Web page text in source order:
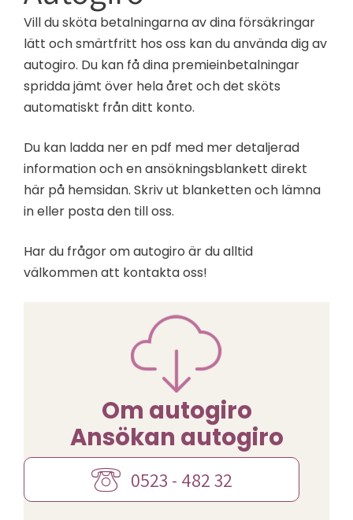
Vill du sköta betalningarna av dina försäkringar
lätt och smärtfritt hos oss kan du använda dig av
autogiro. Du kan få dina premieinbetalningar
spridda jämt över hela året och det sköts
automatiskt från ditt konto.
Du kan ladda ner en pdf med mer detaljerad
information och en ansökningsblankett direkt
här på hemsidan. Skriv ut blanketten och lämna
in eller posta den till oss.
Har du frågor om autogiro är du alltid
välkommen att kontakta oss!
Om autogiro
Ansökan autogiro
0523 - 482 32